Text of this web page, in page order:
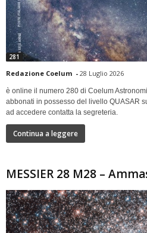
281
Redazione Coelum - 28 Luglio 2026
è online il numero 280 di Coelum
abbonati in possesso del livello QUASAR
ad accedere contatta la segreteria.
Continua a leggere
MESSIER 28 M28 –